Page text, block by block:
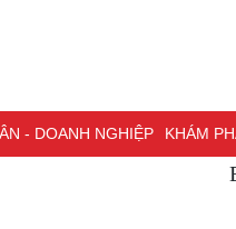
- DOANH NGHIỆP KHÁM
PHỎNG